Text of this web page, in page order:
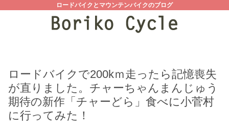
ロードバイクとマウンテンバイクのブログ
ロードバイクで200kｍ走ったら記憶喪失
が直りました。チャーちゃんまんじゅう
期待の新作「チャーどら」食べに小菅村
に行ってみた！